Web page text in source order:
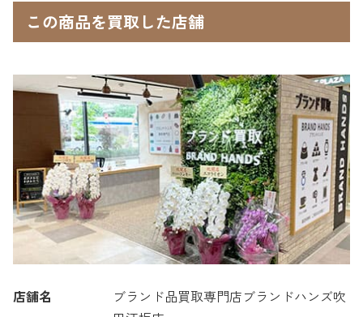
この商品を買取した店舗
店舗名
ブランド品買取専門店ブランドハンズ吹